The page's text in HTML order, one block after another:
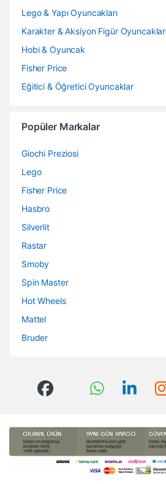
Lego & Yapı Oyuncakları
Karakter & Aksiyon Figür Oyuncaklar
Hobi & Oyuncak
Fisher Price
Eğitici & Öğretici Oyuncaklar
Popüler Markalar
Giochi Preziosi
Lego
Fisher Price
Hasbro
Silverlit
Rastar
Smoby
Spin Master
Hot Wheels
Mattel
Bruder